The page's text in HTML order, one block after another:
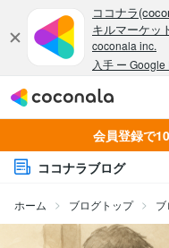
会員登録で
ココナラブログ
ホーム ブログトップ